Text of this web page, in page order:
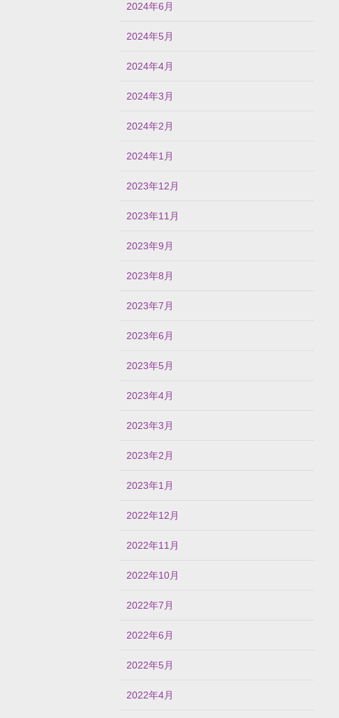
2024年6月
2024年5月
2024年4月
2024年3月
2024年2月
2024年1月
2023年12月
2023年11月
2023年9月
2023年8月
2023年7月
2023年6月
2023年5月
2023年4月
2023年3月
2023年2月
2023年1月
2022年12月
2022年11月
2022年10月
2022年7月
2022年6月
2022年5月
2022年4月